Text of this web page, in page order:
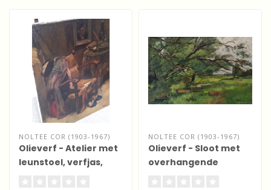
NOLTEE COR (1903-1967)
Olieverf - Atelier met
leunstoel, verfjas,
NOLTEE COR (1903-1967)
Olieverf - Sloot met
overhangende